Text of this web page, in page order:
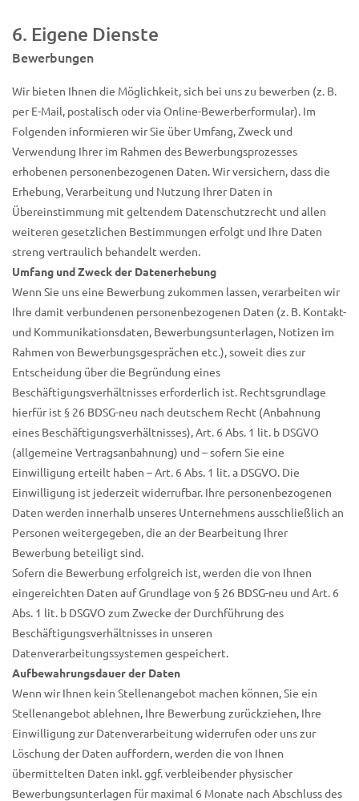
6. Eigene Dienste
Bewerbungen
Wir bieten Ihnen die Möglichkeit, sich bei uns zu bewerben (z. B.
per E-Mail, postalisch oder via Online-Bewerberformular). Im
Folgenden informieren wir Sie über Umfang, Zweck und
Verwendung Ihrer im Rahmen des Bewerbungsprozesses
erhobenen personenbezogenen Daten. Wir versichern, dass die
Erhebung, Verarbeitung und Nutzung Ihrer Daten in
Übereinstimmung mit geltendem Datenschutzrecht und allen
weiteren gesetzlichen Bestimmungen erfolgt und Ihre Daten
streng vertraulich behandelt werden.
Umfang und Zweck der Datenerhebung
Wenn Sie uns eine Bewerbung zukommen lassen, verarbeiten wir
Ihre damit verbundenen personenbezogenen Daten (z. B. Kontakt-
und Kommunikationsdaten, Bewerbungsunterlagen, Notizen im
Rahmen von Bewerbungsgesprächen etc.), soweit dies zur
Entscheidung über die Begründung eines
Beschäftigungsverhältnisses erforderlich ist. Rechtsgrundlage
hierfür ist § 26 BDSG-neu nach deutschem Recht (Anbahnung
eines Beschäftigungsverhältnisses), Art. 6 Abs. 1 lit. b DSGVO
(allgemeine Vertragsanbahnung) und – sofern Sie eine
Einwilligung erteilt haben – Art. 6 Abs. 1 lit. a DSGVO. Die
Einwilligung ist jederzeit widerrufbar. Ihre personenbezogenen
Daten werden innerhalb unseres Unternehmens ausschließlich an
Personen weitergegeben, die an der Bearbeitung Ihrer
Bewerbung beteiligt sind.
Sofern die Bewerbung erfolgreich ist, werden die von Ihnen
eingereichten Daten auf Grundlage von § 26 BDSG-neu und Art. 6
Abs. 1 lit. b DSGVO zum Zwecke der Durchführung des
Beschäftigungsverhältnisses in unseren
Datenverarbeitungssystemen gespeichert.
Aufbewahrungsdauer der Daten
Wenn wir Ihnen kein Stellenangebot machen können, Sie ein
Stellenangebot ablehnen, Ihre Bewerbung zurückziehen, Ihre
Einwilligung zur Datenverarbeitung widerrufen oder uns zur
Löschung der Daten auffordern, werden die von Ihnen
übermittelten Daten inkl. ggf. verbleibender physischer
Bewerbungsunterlagen für maximal 6 Monate nach Abschluss des